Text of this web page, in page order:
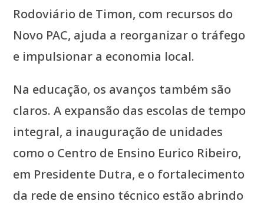
Rodoviário de Timon, com recursos do
Novo PAC, ajuda a reorganizar o tráfego
e impulsionar a economia local.
Na educação, os avanços também são
claros. A expansão das escolas de tempo
integral, a inauguração de unidades
como o Centro de Ensino Eurico Ribeiro,
em Presidente Dutra, e o fortalecimento
da rede de ensino técnico estão abrindo